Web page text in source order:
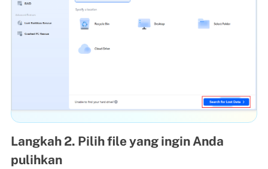
Langkah 2. Pilih file yang ingin Anda
pulihkan